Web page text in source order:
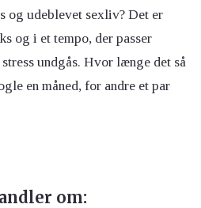
og udeblevet sexliv? Det er
og i et tempo, der passer
undgås. Hvor længe det så
en måned, for andre et par
om: